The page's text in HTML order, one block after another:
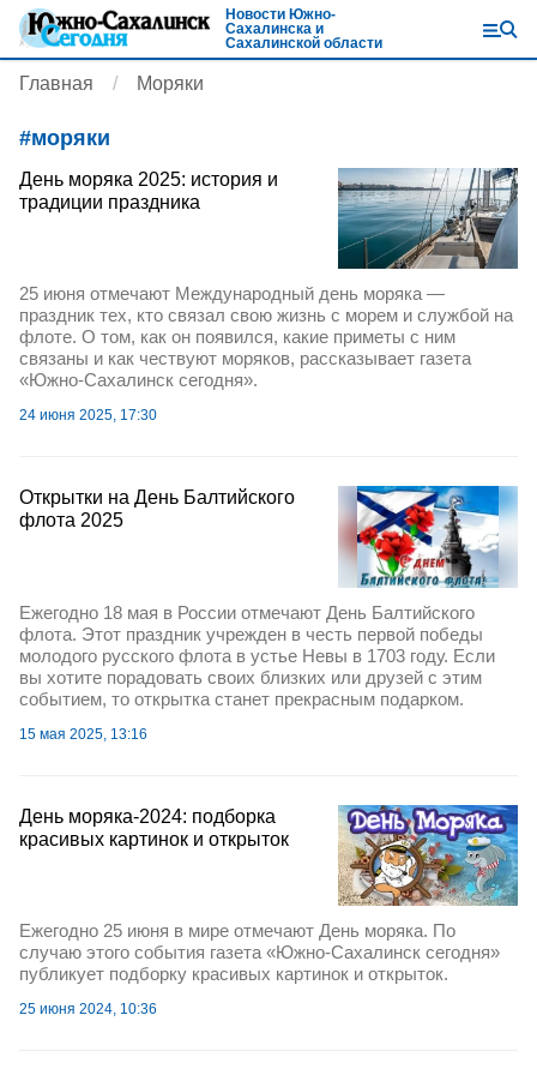
Новости Южно-
Сахалинска и
Сахалинской области
Главная Моряки
#моряки
День моряка 2025: история и
традиции праздника
25 июня отмечают Международный день моряка —
праздник тех, кто связал свою жизнь с морем и службой на
флоте. О том, как он появился, какие приметы с ним
связаны и как чествуют моряков, рассказывает газета
«Южно-Сахалинск сегодня».
24 июня 2025, 17:30
Открытки на День Балтийского
флота 2025
Ежегодно 18 мая в России отмечают День Балтийского
флота. Этот праздник учрежден в честь первой победы
молодого русского флота в устье Невы в 1703 году. Если
вы хотите порадовать своих близких или друзей с этим
событием, то открытка станет прекрасным подарком.
15 мая 2025, 13:16
День моряка-2024: подборка
красивых картинок и открыток
Ежегодно 25 июня в мире отмечают День моряка. По
случаю этого события газета «Южно-Сахалинск сегодня»
публикует подборку красивых картинок и открыток.
25 июня 2024, 10:36